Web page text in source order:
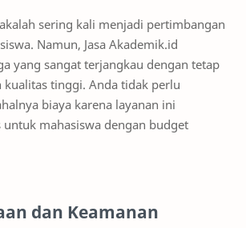
sering kali menjadi pertimbangan
Namun, Jasa Akademik.id
yang sangat terjangkau dengan tetap
kualitas tinggi. Anda tidak perlu
biaya karena layanan ini
untuk mahasiswa dengan budget
dan Keamanan